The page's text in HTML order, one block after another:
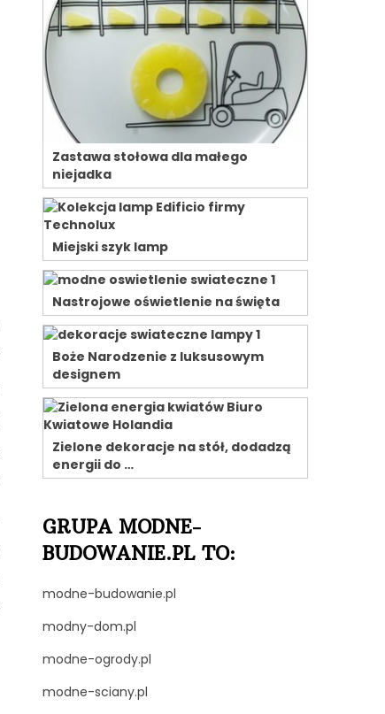
Zastawa stołowa dla małego
niejadka
Miejski szyk lamp
Nastrojowe oświetlenie na święta
Boże Narodzenie z luksusowym
designem
Zielone dekoracje na stół, dodadzą
energii do …
GRUPA MODNE-
BUDOWANIE.PL TO:
modne-budowanie.pl
modny-dom.pl
modne-ogrody.pl
modne-sciany.pl